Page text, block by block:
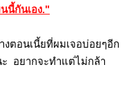
นี้กันเอง."
งตอนเนี้ยที่ผมเจอบ่อยๆอีก
อยากจะทำแต่ไม่กล้า